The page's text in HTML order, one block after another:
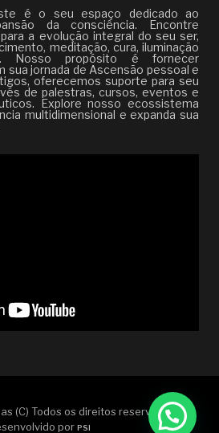
é o seu espaço dedicado ao
da consciência. Encontre
a evolução integral do seu ser,
meditação, cura, iluminação
Nosso propósito é fornecer
sua jornada de Ascensão pessoal e
oferecemos suporte para seu
de palestras, cursos, eventos e
Explore nosso ecossistema
multidimensional e expanda sua
(C) Todos os direitos reservados |
por PSI